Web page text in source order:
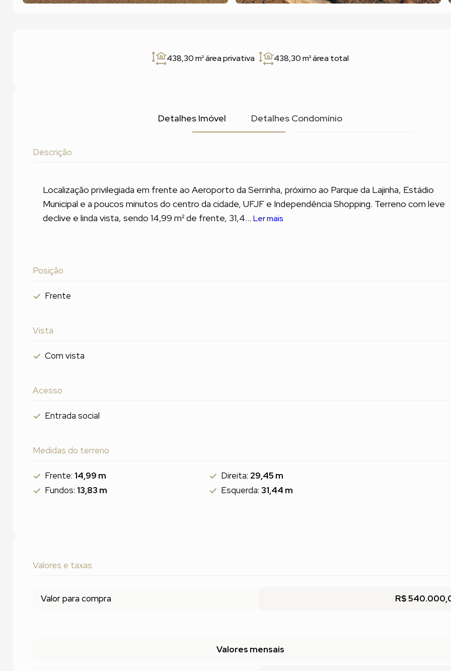
438,30 m²área privativa 438,30 m²área total
Detalhes Imóvel Detalhes Condomínio
Descrição
Localização privilegiada em frente ao Aeroporto da Serrinha, próximo ao Parque da Lajinha, Estádio
Municipal e a poucos minutos do centro da cidade, UFJF e Independência Shopping. Terreno com leve
declive e linda vista, sendo 14,99 m² de frente, 31,4... Ler mais
Posição
Frente
Vista
Com vista
Acesso
Entrada social
Medidas do terreno
Frente: 14,99 m Direita: 29,45 m
Fundos: 13,83 m Esquerda: 31,44 m
Valores e taxas
Valor para compra R$
Valores mensais